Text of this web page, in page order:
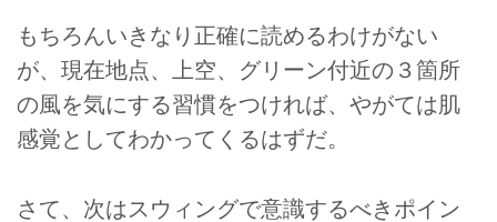
もちろんいきなり正確に読めるわけがない
が、現在地点、上空、グリーン付近の３箇所
の風を気にする習慣をつければ、やがては肌
感覚としてわかってくるはずだ。
さて、次はスウィングで意識するべきポイン